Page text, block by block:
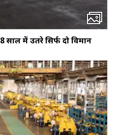
साल में उतरे सिर्फ दो विमान